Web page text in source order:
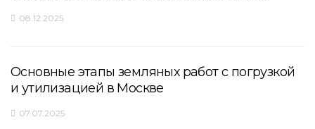
08.12.2025
Основные этапы земляных работ с погрузкой
и утилизацией в Москве
07.07.2025